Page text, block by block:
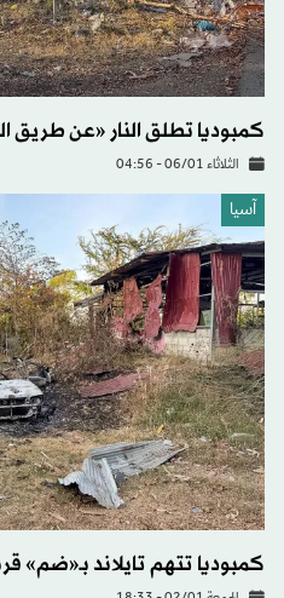
كمبوديا تطلق النار «عن طريق
الثلاثاء 06/01 - 04:56
آسيا
كمبوديا تتهم تايلاند بـ«ضم»